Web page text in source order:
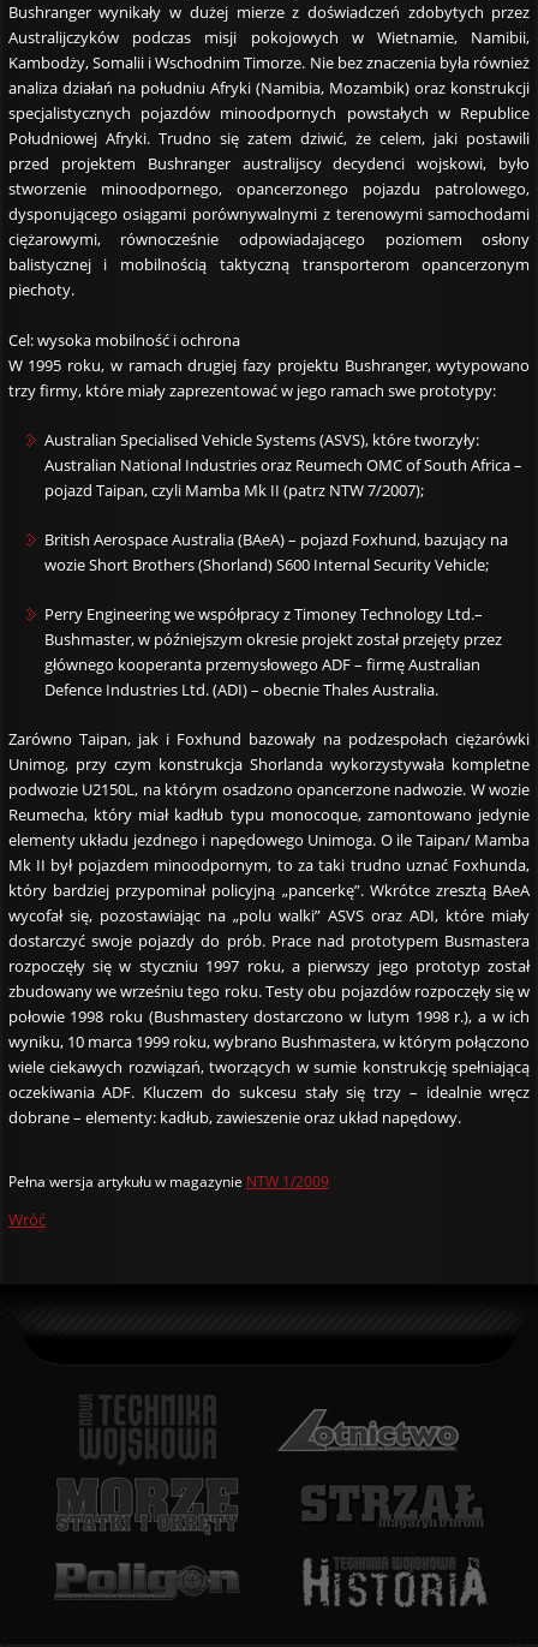
Bushranger wynikały w dużej mierze z doświadczeń zdobytych przez
Australijczyków podczas misji pokojowych w Wietnamie, Namibii,
Kambodży, Somalii i Wschodnim Timorze. Nie bez znaczenia była również
analiza działań na południu Afryki (Namibia, Mozambik) oraz konstrukcji
specjalistycznych pojazdów minoodpornych powstałych w Republice
Południowej Afryki. Trudno się zatem dziwić, że celem, jaki postawili
przed projektem Bushranger australijscy decydenci wojskowi, było
stworzenie minoodpornego, opancerzonego pojazdu patrolowego,
dysponującego osiągami porównywalnymi z terenowymi samochodami
ciężarowymi, równocześnie odpowiadającego poziomem osłony
balistycznej i mobilnością taktyczną transporterom opancerzonym
piechoty.
Cel: wysoka mobilność i ochrona
W 1995 roku, w ramach drugiej fazy projektu Bushranger, wytypowano
trzy firmy, które miały zaprezentować w jego ramach swe prototypy:
Australian Specialised Vehicle Systems (ASVS), które tworzyły:
Australian National Industries oraz Reumech OMC of South Africa –
pojazd Taipan, czyli Mamba Mk II (patrz NTW 7/2007);
British Aerospace Australia (BAeA) – pojazd Foxhund, bazujący na
wozie Short Brothers (Shorland) S600 Internal Security Vehicle;
Perry Engineering we współpracy z Timoney Technology Ltd.–
Bushmaster, w późniejszym okresie projekt został przejęty przez
głównego kooperanta przemysłowego ADF – firmę Australian
Defence Industries Ltd. (ADI) – obecnie Thales Australia.
Zarówno Taipan, jak i Foxhund bazowały na podzespołach ciężarówki
Unimog, przy czym konstrukcja Shorlanda wykorzystywała kompletne
podwozie U2150L, na którym osadzono opancerzone nadwozie. W wozie
Reumecha, który miał kadłub typu monocoque, zamontowano jedynie
elementy układu jezdnego i napędowego Unimoga. O ile Taipan/ Mamba
Mk II był pojazdem minoodpornym, to za taki trudno uznać Foxhunda,
który bardziej przypominał policyjną „pancerkę”. Wkrótce zresztą BAeA
wycofał się, pozostawiając na „polu walki” ASVS oraz ADI, które miały
dostarczyć swoje pojazdy do prób. Prace nad prototypem Busmastera
rozpoczęły się w styczniu 1997 roku, a pierwszy jego prototyp został
zbudowany we wrześniu tego roku. Testy obu pojazdów rozpoczęły się w
połowie 1998 roku (Bushmastery dostarczono w lutym 1998 r.), a w ich
wyniku, 10 marca 1999 roku, wybrano Bushmastera, w którym połączono
wiele ciekawych rozwiązań, tworzących w sumie konstrukcję spełniającą
oczekiwania ADF. Kluczem do sukcesu stały się trzy – idealnie wręcz
dobrane – elementy: kadłub, zawieszenie oraz układ napędowy.
Pełna wersja artykułu w magazynie NTW 1/2009
Wróć